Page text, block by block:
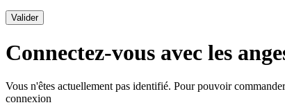
Valider
Connectez-vous avec les
Vous n'êtes actuellement pas identifié. Pour pouvoir
connexion